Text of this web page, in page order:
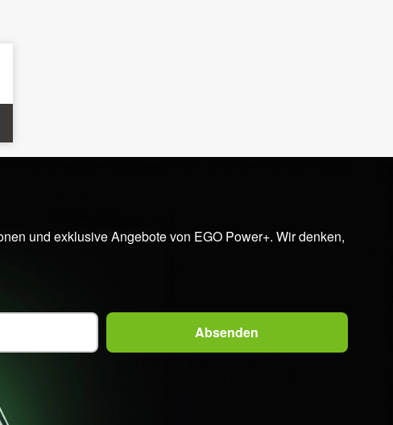
und exklusive Angebote von EGO Power+. Wir denken,